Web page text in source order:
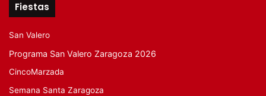
Fiestas
San Valero
Programa San Valero Zaragoza 2026
CincoMarzada
Semana Santa Zaragoza